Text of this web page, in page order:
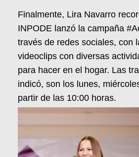
Finalmente, Lira Navarro
INPODE lanzó la campaña
través de redes sociales, con
videoclips con diversas
para hacer en el hogar. Las
indicó, son los lunes,
partir de las 10:00 horas.